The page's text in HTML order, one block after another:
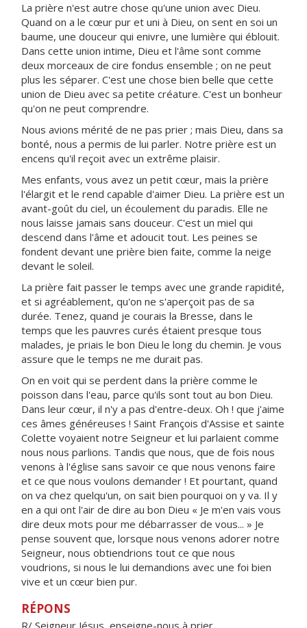
La prière n'est autre chose qu'une union avec Dieu.
Quand on a le cœur pur et uni à Dieu, on sent en soi un
baume, une douceur qui enivre, une lumière qui éblouit.
Dans cette union intime, Dieu et l'âme sont comme
deux morceaux de cire fondus ensemble ; on ne peut
plus les séparer. C'est une chose bien belle que cette
union de Dieu avec sa petite créature. C'est un bonheur
qu'on ne peut comprendre.
Nous avions mérité de ne pas prier ; mais Dieu, dans sa
bonté, nous a permis de lui parler. Notre prière est un
encens qu'il reçoit avec un extrême plaisir.
Mes enfants, vous avez un petit cœur, mais la prière
l'élargit et le rend capable d'aimer Dieu. La prière est un
avant-goût du ciel, un écoulement du paradis. Elle ne
nous laisse jamais sans douceur. C'est un miel qui
descend dans l'âme et adoucit tout. Les peines se
fondent devant une prière bien faite, comme la neige
devant le soleil.
La prière fait passer le temps avec une grande rapidité,
et si agréablement, qu'on ne s'aperçoit pas de sa
durée. Tenez, quand je courais la Bresse, dans le
temps que les pauvres curés étaient presque tous
malades, je priais le bon Dieu le long du chemin. Je vous
assure que le temps ne me durait pas.
On en voit qui se perdent dans la prière comme le
poisson dans l'eau, parce qu'ils sont tout au bon Dieu.
Dans leur cœur, il n'y a pas d'entre-deux. Oh ! que j'aime
ces âmes généreuses ! Saint François d'Assise et sainte
Colette voyaient notre Seigneur et lui parlaient comme
nous nous parlions. Tandis que nous, que de fois nous
venons à l'église sans savoir ce que nous venons faire
et ce que nous voulons demander ! Et pourtant, quand
on va chez quelqu'un, on sait bien pourquoi on y va. Il y
en a qui ont l'air de dire au bon Dieu « Je m'en vais vous
dire deux mots pour me débarrasser de vous... » Je
pense souvent que, lorsque nous venons adorer notre
Seigneur, nous obtiendrions tout ce que nous
voudrions, si nous le lui demandions avec une foi bien
vive et un cœur bien pur.
RÉPONS
R/ Seigneur Jésus, enseigne-nous à prier.